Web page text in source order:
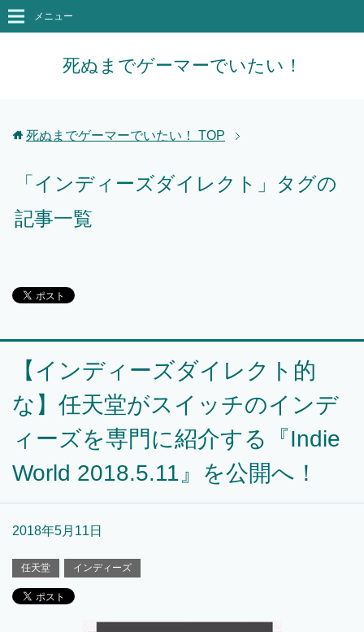
死ぬまでゲーマーでいたい！
メニュー
死ぬまでゲーマーでいたい！ TOP
「インディーズダイレクト」タグの
記事一覧
【インディーズダイレクト的
な】任天堂がスイッチのインデ
ィーズを専門に紹介する『Indie
World 2018.5.11』を公開へ！
2018年5月11日
任天堂 インディーズ